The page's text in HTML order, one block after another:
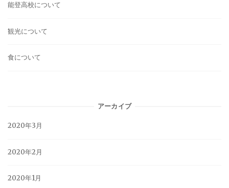
能登高校について
観光について
食について
アーカイブ
2020年3月
2020年2月
2020年1月